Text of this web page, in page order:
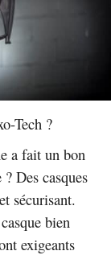
Tech ?
a fait un bon
Des casques
sécurisant.
bien
exigeants